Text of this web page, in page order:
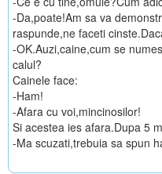
-Da,poate!Am sa va
raspunde,ne faceti
-OK.Auzi,caine,cum se
calul?
Cainele face:
-Ham!
-Afara cu voi,mincinosilor!
Si acestea ies afara.Dupa 5
-Ma scuzati,trebuia sa spun